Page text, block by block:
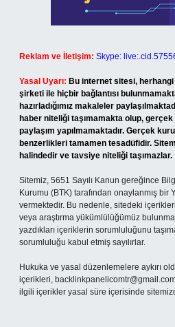
Reklam ve İletişim: Skype:
Yasal Uyarı: Bu internet sitesi,
şirketi ile hiçbir bağlantısı
hazırladığımız makaleler
haber niteliği taşımamakta olup,
paylaşım yapılmamaktadır. Gerçek
benzerlikleri tamamen tesadüfidir.
halindedir ve tavsiye niteliği taşımazlar.
Sitemiz, 5651 Sayılı Kanun gereğince
Kurumu (BTK) tarafından onaylanmış bir
vermektedir. Bu nedenle, sitedeki
veya araştırma yükümlülüğümüz
yazdıkları içeriklerin sorumluluğunu
sorumluluğu kabul etmiş sayılırlar.
Hukuka ve yasal düzenlemelere aykırı
içerikleri,
ilgili içerikler yasal süre içerisinde